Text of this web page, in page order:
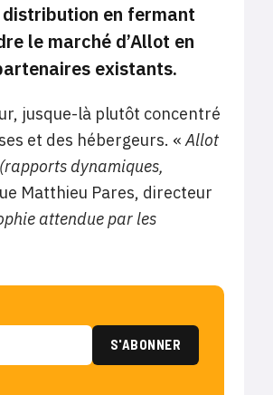
en fermant
le marché d’Allot en
existants.
jusque-là plutôt concentré
et des hébergeurs. «Allot
dynamiques,
Matthieu Pares, directeur
attendue par les